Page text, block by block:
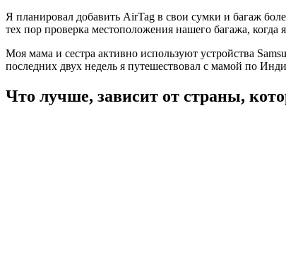
Я планировал добавить AirTag в свои сумки и багаж
тех пор проверка местоположения нашего багажа, когда
Моя мама и сестра активно используют устройства
последних двух недель я путешествовал с мамой по
Что лучше, зависит от страны,